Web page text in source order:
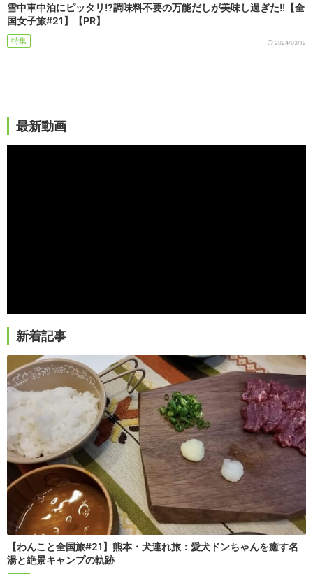
雪中車中泊にピッタリ!?調味料不要の万能だしが美味し過ぎた!!【全
国女子旅#21】【PR】
特集 2024/03/12
最新動画
新着記事
【わんこと全国旅#21】熊本・犬連れ旅：愛犬ドンちゃんを癒す名
湯と絶景キャンプの軌跡